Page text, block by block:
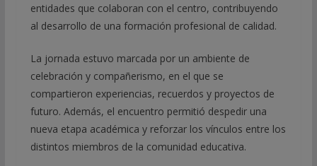
entidades que colaboran con el centro, contribuyendo
al desarrollo de una formación profesional de calidad.
La jornada estuvo marcada por un ambiente de
celebración y compañerismo, en el que se
compartieron experiencias, recuerdos y proyectos de
futuro. Además, el encuentro permitió despedir una
nueva etapa académica y reforzar los vínculos entre los
distintos miembros de la comunidad educativa.